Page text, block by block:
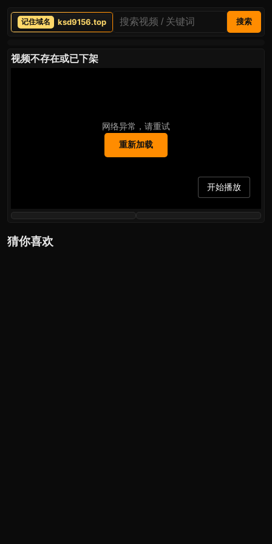
ksd9156.top 搜索
视频不存在或已下架
网络异常，请重试
重新加载
开始播放
猜你喜欢